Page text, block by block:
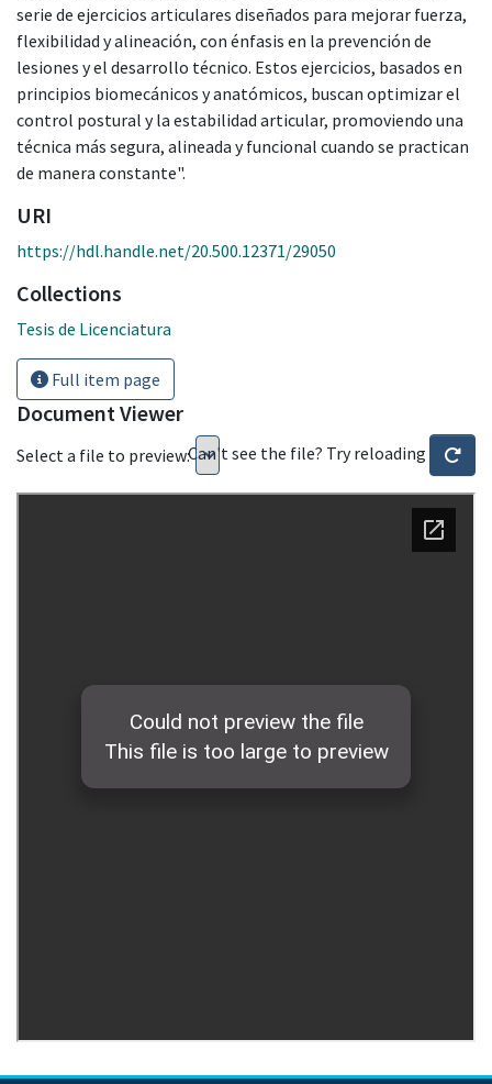
serie de ejercicios articulares diseñados para mejorar fuerza,
flexibilidad y alineación, con énfasis en la prevención de
lesiones y el desarrollo técnico. Estos ejercicios, basados en
principios biomecánicos y anatómicos, buscan optimizar el
control postural y la estabilidad articular, promoviendo una
técnica más segura, alineada y funcional cuando se practican
de manera constante".
URI
https://hdl.handle.net/20.500.12371/29050
Collections
Tesis de Licenciatura
Full item page
Document Viewer
Select a file to preview:Can't see the file? Try reloading